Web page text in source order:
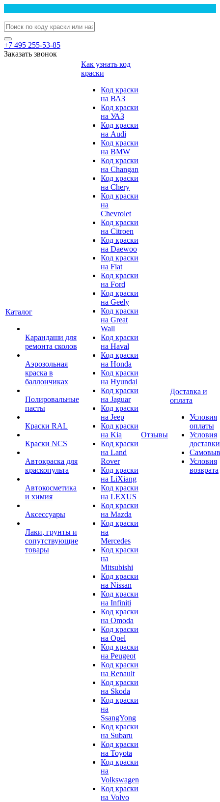
+7 495 255-53-85
Заказать звонок
Каталог
Карандаши для
ремонта сколов
Аэрозольная
краска в
баллончиках
Полировальные
пасты
Краски RAL
Краски NCS
Автокраска для
краскопульта
Автокосметика
и химия
Аксессуары
Лаки, грунты и
сопутствующие
товары
Как узнать код
краски
Код краски
на ВАЗ
Код краски
на УАЗ
Код краски
на Audi
Код краски
на BMW
Код краски
на Changan
Код краски
на Chery
Код краски
на
Chevrolet
Код краски
на Citroen
Код краски
на Daewoo
Код краски
на Fiat
Код краски
на Ford
Код краски
на Geely
Код краски
на Great
Wall
Код краски
на Haval
Код краски
на Honda
Код краски
на Hyundai
Код краски
на Jaguar
Код краски
на Jeep
Код краски
на Kia
Код краски
на Land
Rover
Код краски
на LiXiang
Код краски
на LEXUS
Код краски
на Mazda
Код краски
на
Mercedes
Код краски
на
Mitsubishi
Код краски
на Nissan
Код краски
на Infiniti
Код краски
на Omoda
Код краски
на Opel
Код краски
на Peugeot
Код краски
на Renault
Код краски
на Skoda
Код краски
на
SsangYong
Код краски
на Subaru
Код краски
на Toyota
Код краски
на
Volkswagen
Код краски
на Volvo
Отзывы
Доставка и
оплата
Условия
оплаты
Условия
доставки
Условия
возврата